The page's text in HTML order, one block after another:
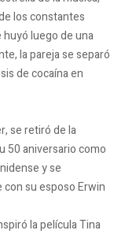
los constantes
luego de una
la pareja se separó
de cocaína en
se retiró de la
50 aniversario como
y se
su esposo Erwin
la película Tina